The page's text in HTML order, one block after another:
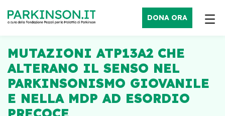
DONA ORA
MUTAZIONI ATP13A2 CHE
ALTERANO IL SENSO NEL
PARKINSONISMO GIOVANILE
E NELLA MDP AD ESORDIO